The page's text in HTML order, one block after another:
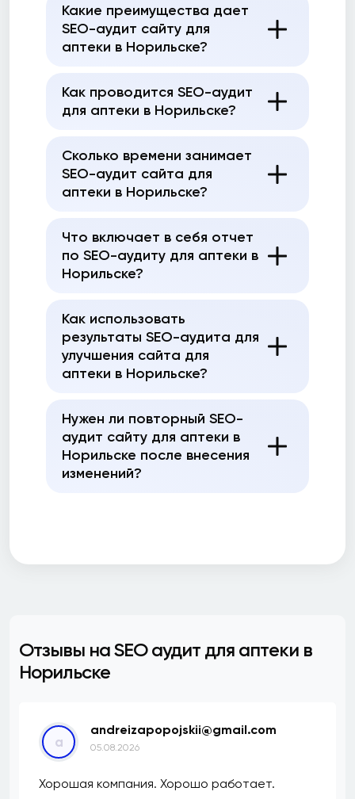
Какие преимущества дает
SEO-аудит сайту для
аптеки в Норильске?
Как проводится SEO-аудит
для аптеки в Норильске?
Сколько времени занимает
SEO-аудит сайта для
аптеки в Норильске?
Что включает в себя отчет
по SEO-аудиту для аптеки в
Норильске?
Как использовать
результаты SEO-аудита для
улучшения сайта для
аптеки в Норильске?
Нужен ли повторный SEO-
аудит сайту для аптеки в
Норильске после внесения
изменений?
Отзывы на SEO аудит для аптеки в
Норильске
a
andreizapopojskii@gmail.com
05.08.2026
Хорошая компания. Хорошо работает.